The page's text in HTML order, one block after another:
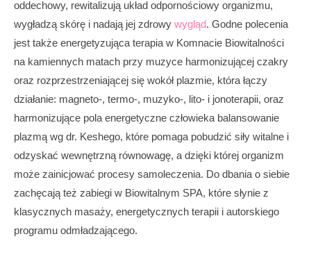
oddechowy, rewitalizują układ odpornościowy organizmu,
wygładzą skórę i nadają jej zdrowy wygląd. Godne polecenia
jest także energetyzująca terapia w Komnacie Biowitalności
na kamiennych matach przy muzyce harmonizującej czakry
oraz rozprzestrzeniającej się wokół plazmie, która łączy
działanie: magneto-, termo-, muzyko-, lito- i jonoterapii, oraz
harmonizujące pola energetyczne człowieka balansowanie
plazmą wg dr. Keshego, które pomaga pobudzić siły witalne i
odzyskać wewnętrzną równowagę, a dzięki której organizm
może zainicjować procesy samoleczenia. Do dbania o siebie
zachęcają też zabiegi w Biowitalnym SPA, które słynie z
klasycznych masaży, energetycznych terapii i autorskiego
programu odmładzającego.